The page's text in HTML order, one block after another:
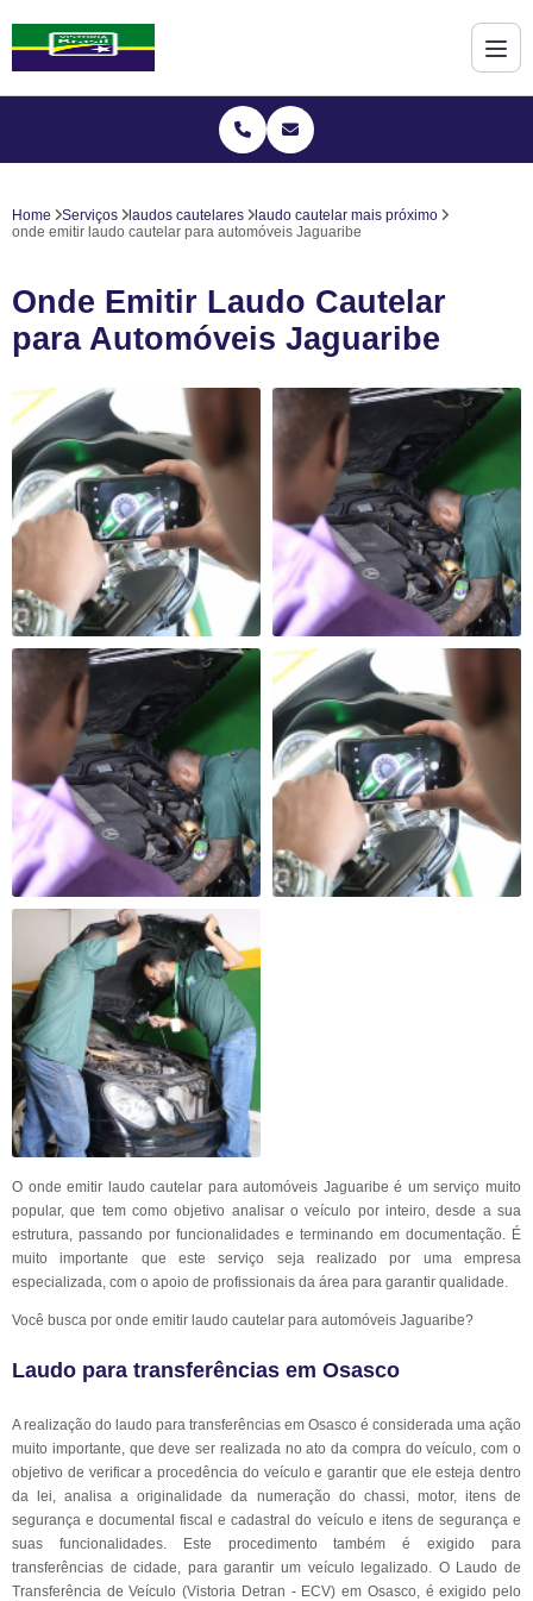
Home Serviços laudos cautelares
laudo cautelar mais próximo
onde emitir laudo cautelar para automóveis Jaguaribe
Onde Emitir Laudo Cautelar
para Automóveis Jaguaribe
O onde emitir laudo cautelar para automóveis Jaguaribe é um serviço muito
popular, que tem como objetivo analisar o veículo por inteiro, desde a sua
estrutura, passando por funcionalidades e terminando em documentação. É
muito importante que este serviço seja realizado por uma empresa
especializada, com o apoio de profissionais da área para garantir qualidade.
Você busca por onde emitir laudo cautelar para automóveis Jaguaribe?
Laudo para transferências em Osasco
A realização do laudo para transferências em Osasco é considerada uma ação
muito importante, que deve ser realizada no ato da compra do veículo, com o
objetivo de verificar a procedência do veículo e garantir que ele esteja dentro
da lei, analisa a originalidade da numeração do chassi, motor, itens de
segurança e documental fiscal e cadastral do veículo e itens de segurança e
suas funcionalidades. Este procedimento também é exigido para
transferências de cidade, para garantir um veículo legalizado. O Laudo de
Transferência de Veículo (Vistoria Detran - ECV) em Osasco, é exigido pelo